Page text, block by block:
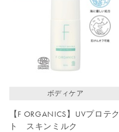
ボディケア
【F ORGANICS】UVプロテク
ト スキンミルク